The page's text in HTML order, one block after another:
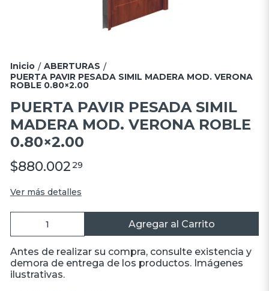
Inicio / ABERTURAS /
PUERTA PAVIR PESADA SIMIL MADERA MOD. VERONA
ROBLE 0.80×2.00
PUERTA PAVIR PESADA SIMIL
MADERA MOD. VERONA ROBLE
0.80×2.00
$880.002 29
Ver más detalles
Agregar al Carrito
Antes de realizar su compra, consulte existencia y
demora de entrega de los productos. Imágenes
ilustrativas.